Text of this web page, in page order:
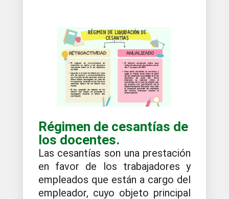
Régimen de cesantías de
los docentes.
Las cesantías son una prestación
en favor de los trabajadores y
empleados que están a cargo del
empleador, cuyo objeto principal